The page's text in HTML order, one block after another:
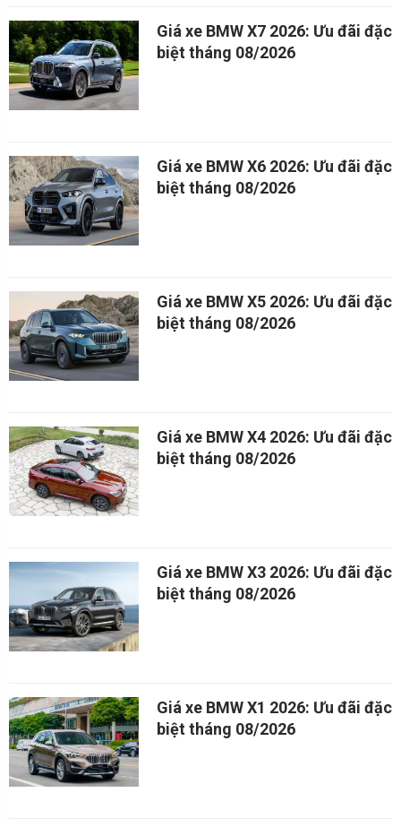
Giá xe BMW X7 2026: Ưu đãi đặc
biệt tháng 08/2026
Giá xe BMW X6 2026: Ưu đãi đặc
biệt tháng 08/2026
Giá xe BMW X5 2026: Ưu đãi đặc
biệt tháng 08/2026
Giá xe BMW X4 2026: Ưu đãi đặc
biệt tháng 08/2026
Giá xe BMW X3 2026: Ưu đãi đặc
biệt tháng 08/2026
Giá xe BMW X1 2026: Ưu đãi đặc
biệt tháng 08/2026